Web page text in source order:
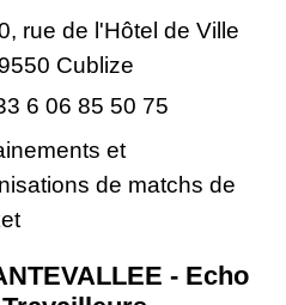
rue de l'Hôtel de Ville
Cublize
6 06 85 50 75
et
de matchs de
- Echo